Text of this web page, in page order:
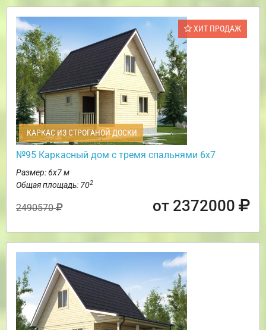
ХИТ ПРОДАЖ
КАРКАС ИЗ СТРОГАНОЙ ДОСКИ
№95 Каркасный дом с тремя спальнями 6х7
Размер: 6х7 м
Общая площадь: 702
2490570 от 2372000